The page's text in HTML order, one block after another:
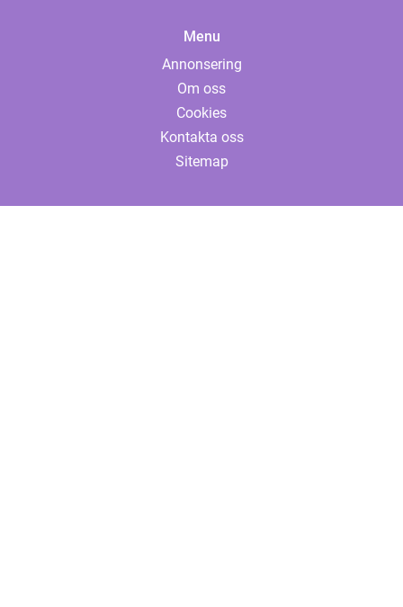
Menu
Annonsering
Om oss
Cookies
Kontakta oss
Sitemap